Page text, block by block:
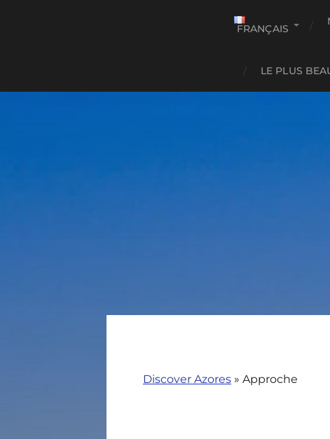
FRANÇAIS
LE PLUS
Discover Azores » Approche